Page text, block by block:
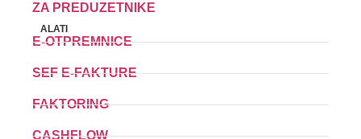
ZA PREDUZETNIKE
ALATI
E-OTPREMNICE
SEF E-FAKTURE
FAKTORING
CASHFLOW